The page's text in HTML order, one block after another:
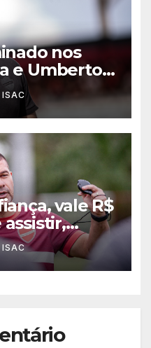
nos
e Umberto
ISAC
vale R$
pela
ISAC